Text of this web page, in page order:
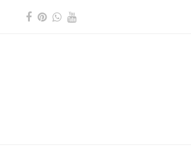
Facebook
PinterestWhatsapp